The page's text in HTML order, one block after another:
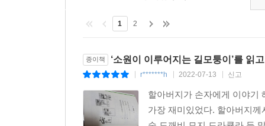
1 2
종이책 ‘소원이 이루어지는 길모퉁이’를 읽고
r*******h 2022-07-13 신고
할아버지가 손자에게 이야기
가장 재미있었다. 할아버지